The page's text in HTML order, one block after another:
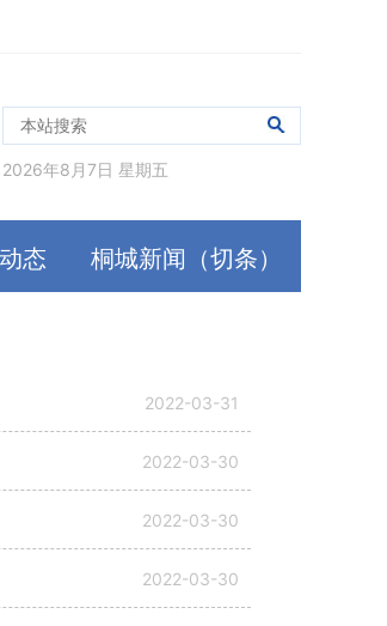
2026年8月7日 星期五
态 桐城新闻（切条）
2022-03-31
2022-03-30
2022-03-30
2022-03-30